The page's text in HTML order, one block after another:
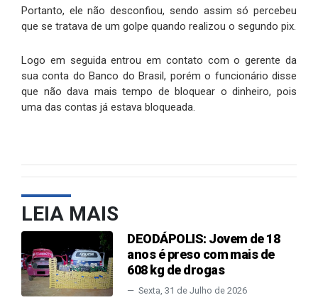
Portanto, ele não desconfiou, sendo assim só percebeu
que se tratava de um golpe quando realizou o segundo pix.
Logo em seguida entrou em contato com o gerente da
sua conta do Banco do Brasil, porém o funcionário disse
que não dava mais tempo de bloquear o dinheiro, pois
uma das contas já estava bloqueada.
LEIA MAIS
DEODÁPOLIS: Jovem de 18
anos é preso com mais de
608 kg de drogas
Sexta, 31 de Julho de 2026